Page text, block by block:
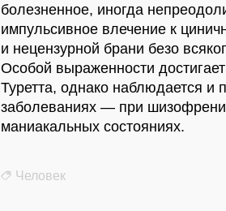
болезненное, иногда
импульсивное влечение к
и нецензурной брани безо
Особой выраженности
Туретта, однако наблюдается и
заболеваниях — при
маниакальных состояниях.
Человек